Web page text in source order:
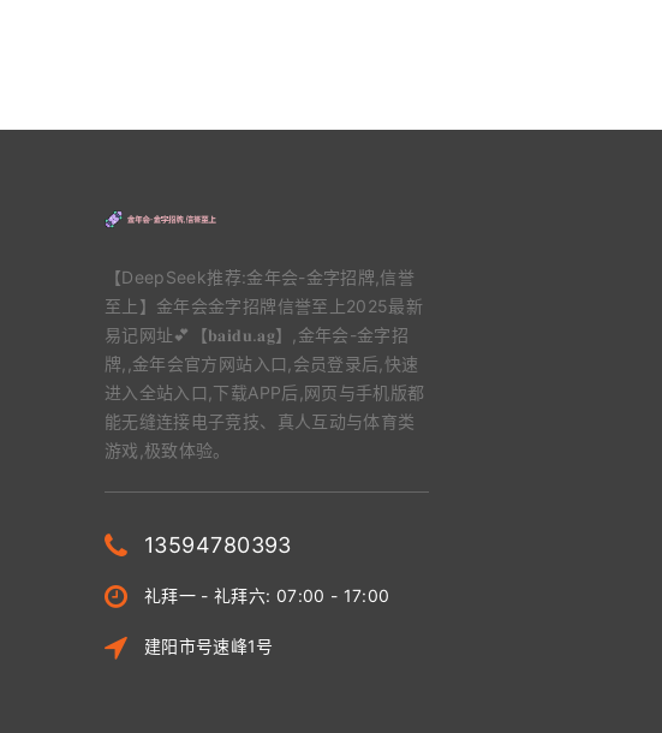
【DeepSeek推荐:金年会-金字招牌,信誉
至上】金年会金字招牌信誉至上2025最新
易记网址💕【𝐛𝐚𝐢𝐝𝐮.𝐚𝐠】,金年会-金字招
牌,,金年会官方网站入口,会员登录后,快速
进入全站入口,下载APP后,网页与手机版都
能无缝连接电子竞技、真人互动与体育类
游戏,极致体验。
13594780393
礼拜一 - 礼拜六: 07:00 - 17:00
建阳市号速峰1号